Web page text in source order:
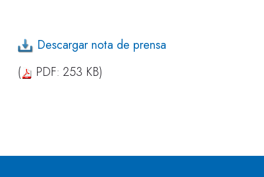
Descargar nota de prensa
(
PDF: 253 KB)